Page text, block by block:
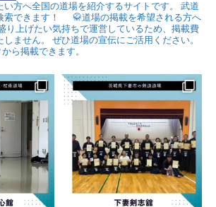
い方へ全国の道場を紹介するサイトです。
武道
できます！
🥋道場の掲載を希望される方へ
り上げたい気持ちで運営しているため、掲載費
ません。
ぜひ道場の宣伝にご活用ください。
ら掲載できます。